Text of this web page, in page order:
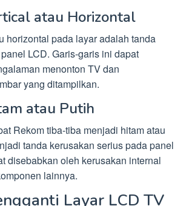
atau Horizontal
horizontal pada layar adalah tanda
LCD. Garis-garis ini dapat
menonton TV dan
yang ditampilkan.
atau Putih
Rekom tiba-tiba menjadi hitam atau
tanda kerusakan serius pada panel
disebabkan oleh kerusakan internal
lainnya.
Layar LCD TV